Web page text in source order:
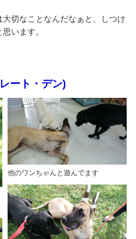
切なことなんだなぁと、しつけ
います。
ート・デン)
他のワンちゃんと遊んでます